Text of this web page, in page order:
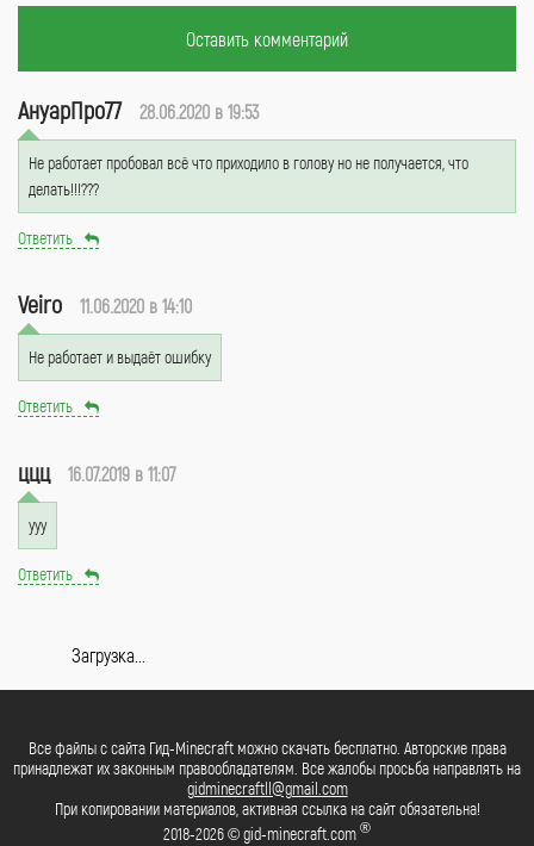
Оставить комментарий
АнуарПро77 28.06.2020 в 19:53
Не работает пробовал всё что приходило в голову но не получается, что
делать!!!???
Ответить
Veiro 11.06.2020 в 14:10
Не работает и выдаёт ошибку
Ответить
ццц 16.07.2019 в 11:07
ууу
Ответить
Загрузка...
Все файлы с сайта Гид-Minecraft можно скачать бесплатно. Авторские права
принадлежат их законным правообладателям. Все жалобы просьба направлять на
gidminecraftll@gmail.com
При копировании материалов, активная ссылка на сайт обязательна!
2018-2026 © gid-minecraft.com ®